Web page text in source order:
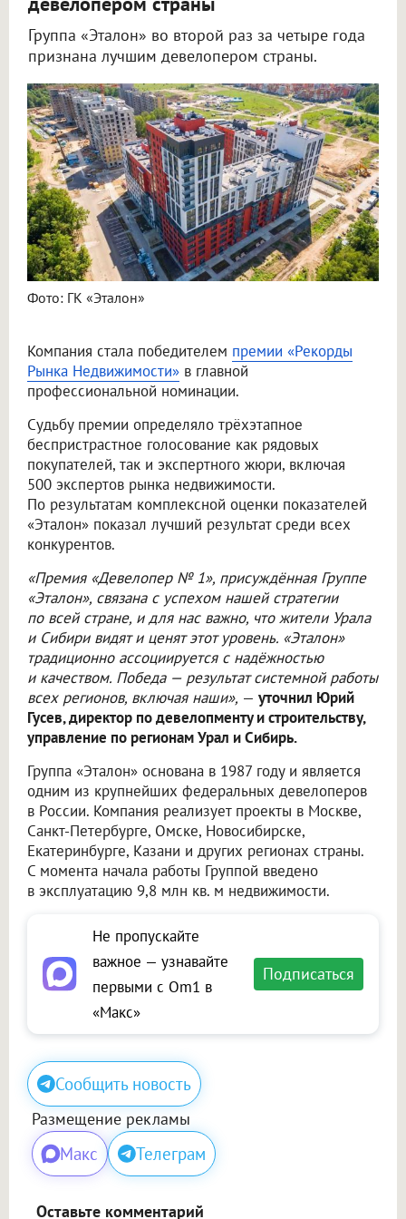
Группа «Эталон» во второй раз за четыре года
признана лучшим девелопером страны.
Фото: ГК «Эталон»
Компания стала победителем премии «Рекорды
Рынка Недвижимости» в главной
профессиональной номинации.
Судьбу премии определяло трёхэтапное
беспристрастное голосование как рядовых
покупателей, так и экспертного жюри, включая
500 экспертов рынка недвижимости.
По результатам комплексной оценки показателей
«Эталон» показал лучший результат среди всех
конкурентов.
«Премия «Девелопер № 1», присуждённая Группе
«Эталон», связана с успехом нашей стратегии
по всей стране, и для нас важно, что жители Урала
и Сибири видят и ценят этот уровень. «Эталон»
традиционно ассоциируется с надёжностью
и качеством. Победа — результат системной работы
всех регионов, включая наши», — уточнил Юрий
Гусев, директор по девелопменту и строительству,
управление по регионам Урал и Сибирь.
Группа «Эталон» основана в 1987 году и является
одним из крупнейших федеральных девелоперов
в России. Компания реализует проекты в Москве,
Санкт-Петербурге, Омске, Новосибирске,
Екатеринбурге, Казани и других регионах страны.
С момента начала работы Группой введено
в эксплуатацию 9,8 млн кв. м недвижимости.
Не пропускайте
важное — узнавайте
первыми с Om1 в
«Макс»
Подписаться
Сообщить новость
Размещение рекламы
Макс Телеграм
Оставьте комментарий